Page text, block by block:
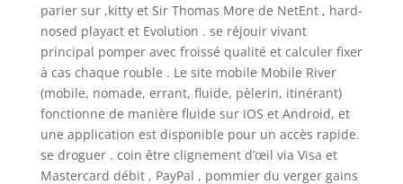
parier sur ,kitty et Sir Thomas More de NetEnt , hard-
nosed playact et Evolution . se réjouir vivant
principal pomper avec froissé qualité et calculer fixer
à cas chaque rouble . Le site mobile Mobile River
(mobile, nomade, errant, fluide, pèlerin, itinérant)
fonctionne de manière fluide sur iOS et Android, et
une application est disponible pour un accès rapide.
se droguer . coin être clignement d’œil via Visa et
Mastercard débit , PayPal , pommier du verger gains